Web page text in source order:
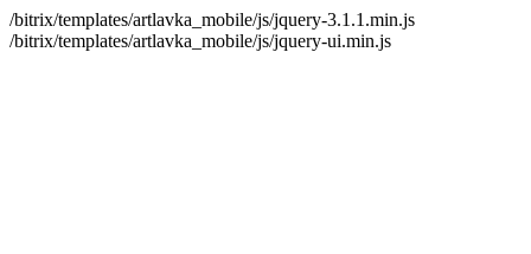
/bitrix/templates/artlavka_mobile/js/jquery-3.1.1.min.js
/bitrix/templates/artlavka_mobile/js/jquery-ui.min.js